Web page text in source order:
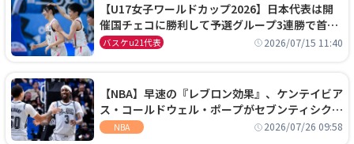
【U17女子ワールドカップ2026】日本代表は開
催国チェコに勝利して予選グループ3連勝で首位
通過！準々決勝の相手はエジプトに決定
バスケu21代表 2026/07/15 11:40
【NBA】早速の『レブロン効果』、ケンテイビア
ス・コールドウェル・ポープがセブンティシクサ
ーズに1年契約で加入
NBA 2026/07/26 09:58